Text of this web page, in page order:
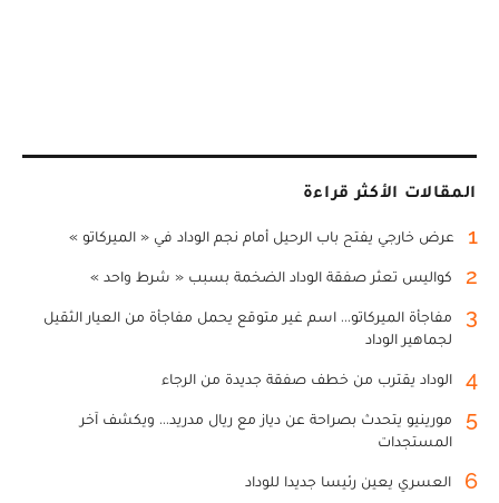
المقالات الأكثر قراءة
1 عرض خارجي يفتح باب الرحيل أمام نجم الوداد في « الميركاتو »
2 كواليس تعثر صفقة الوداد الضخمة بسبب « شرط واحد »
3
مفاجأة الميركاتو... اسم غير متوقع يحمل مفاجأة من العيار الثقيل
لجماهير الوداد
4 الوداد يقترب من خطف صفقة جديدة من الرجاء
5
مورينيو يتحدث بصراحة عن دياز مع ريال مدريد... ويكشف آخر
المستجدات
6 العسري يعين رئيسا جديدا للوداد